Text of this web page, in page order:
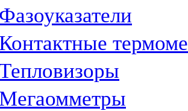
Фазоуказатели
Контактные
Мегаомметры